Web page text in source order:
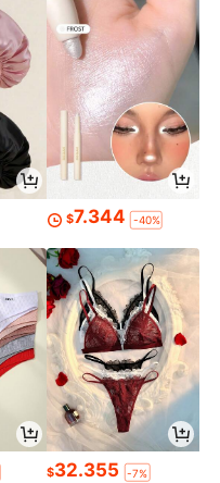
$7.344 -40%
$32.355 -7%